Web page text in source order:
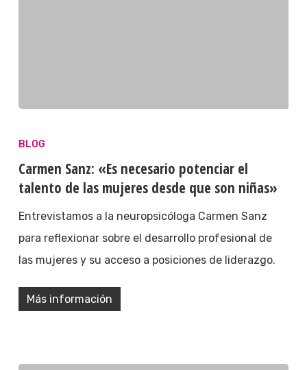
BLOG
Carmen Sanz: «Es necesario potenciar el
talento de las mujeres desde que son niñas»
Entrevistamos a la neuropsicóloga Carmen Sanz
para reflexionar sobre el desarrollo profesional de
las mujeres y su acceso a posiciones de liderazgo.
Más información